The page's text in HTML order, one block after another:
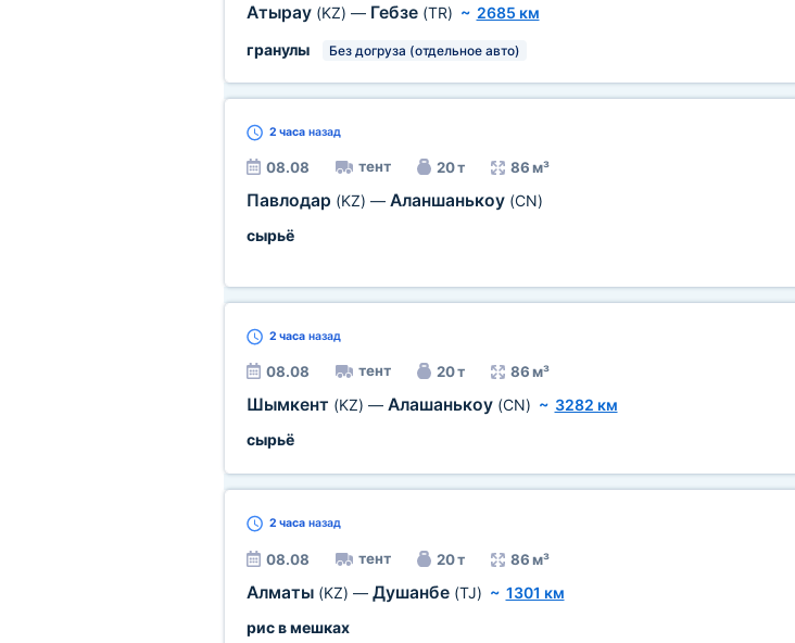
Атырау (KZ) — Гебзе (TR) ~ 2685 км
гранулы
Без догруза (отдельное авто)
2 часаназад
08.08 тент 20 т 86 м³
Павлодар (KZ) — Аланшанькоу (CN)
сырьё
2 часаназад
08.08 тент 20 т 86 м³
Шымкент (KZ) — Алашанькоу (CN) ~ 3282 км
сырьё
2 часаназад
08.08 тент 20 т 86 м³
Алматы (KZ) — Душанбе (TJ) ~ 1301 км
рис в мешках